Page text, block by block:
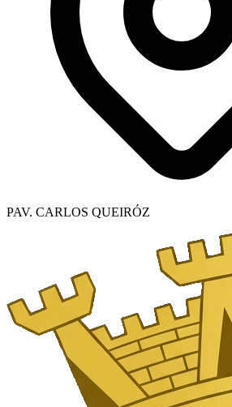
PAV. CARLOS QUEIRÓZ